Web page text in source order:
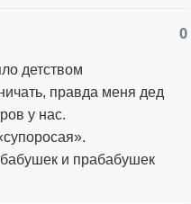
0
детством
правда меня дед
у нас.
и прабабушек